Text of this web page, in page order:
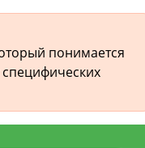
понимается